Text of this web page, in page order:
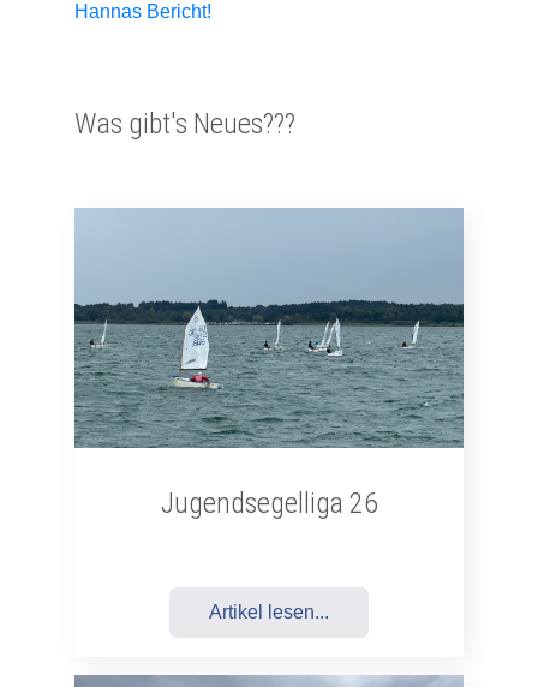
Hannas Bericht!
Was gibt's Neues???
Jugendsegelliga 26
Artikel lesen...